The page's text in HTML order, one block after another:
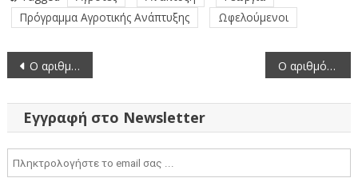
Πρόγραμμα Αγροτικής Ανάπτυξης
Ωφελούμενοι
Πλοήγηση
άρθρων
Ο αριθμός των ενεργών κρουσμάτων της Περιφερειακής Ενότητας Κοζάνης, από τις 12-4-2021 έως 25-4-2021 Ο αριθμός των ενεργών κρουσμάτων της Περιφερειακής Ενότητας Κοζάνης, από τις 13-4-2021 έως 26-4-2021
Εγγραφή στο Newsletter